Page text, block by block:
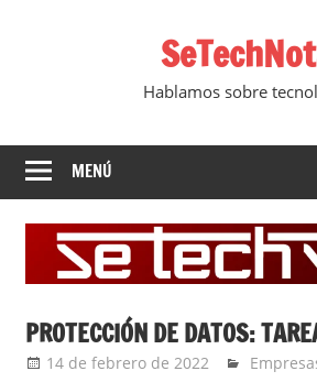
Hablamos sobre
MENÚ
PROTECCIÓN DE DATOS:
14 de febrero de 2022 Ernesto